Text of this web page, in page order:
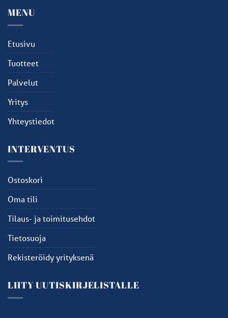
MENU
Etusivu
Tuotteet
Palvelut
Yritys
Yhteystiedot
INTERVENTUS
Ostoskori
Oma tili
Tilaus- ja toimitusehdot
Tietosuoja
Rekisteröidy yrityksenä
LIITY UUTISKIRJELISTALLE